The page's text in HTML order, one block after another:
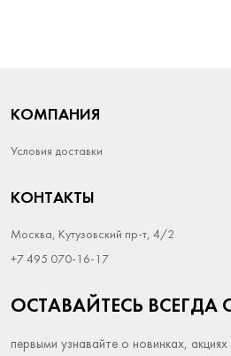
КОМПАНИЯ
Условия доставки
КОНТАКТЫ
Москва, Кутузовский пр-т, 4/2
+7 495 070-16-17
ОСТАВАЙТЕСЬ ВСЕГДА
первыми узнавайте о новинках, акциях